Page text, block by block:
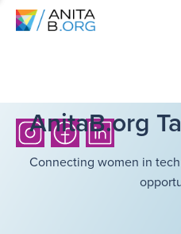
AnitaB.org
Connecting women in